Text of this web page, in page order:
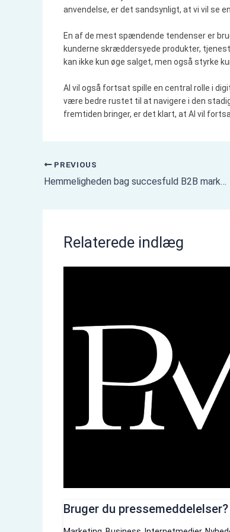
anvendelse, er det sandsynligt, at vi vil se
En af de mest spændende tendenser er
kunderne skræddersyede produkter,
kan ikke kun øge salget, men også styrke
AI vil også fortsat spille en central rolle i
være bedre rustet til at navigere i den
fremtiden bringer, er det klart, at AI vil
PREVIOUS
Hemmeligheden bag succesfuld B2B markedsføring: Sådan øger du din omsætning
Relaterede indlæg
Bruger du pressemeddelelser?